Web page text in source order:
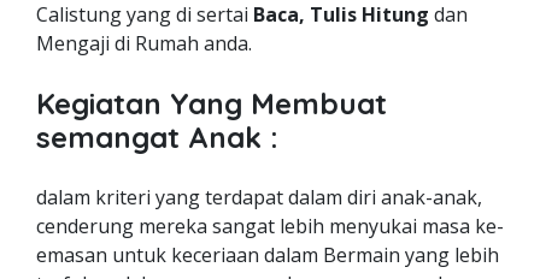
Calistung yang di sertai Baca, Tulis Hitung dan
Mengaji di Rumah anda.
Kegiatan Yang Membuat
semangat Anak :
dalam kriteri yang terdapat dalam diri anak-anak,
cenderung mereka sangat lebih menyukai masa ke-
emasan untuk keceriaan dalam Bermain yang lebih